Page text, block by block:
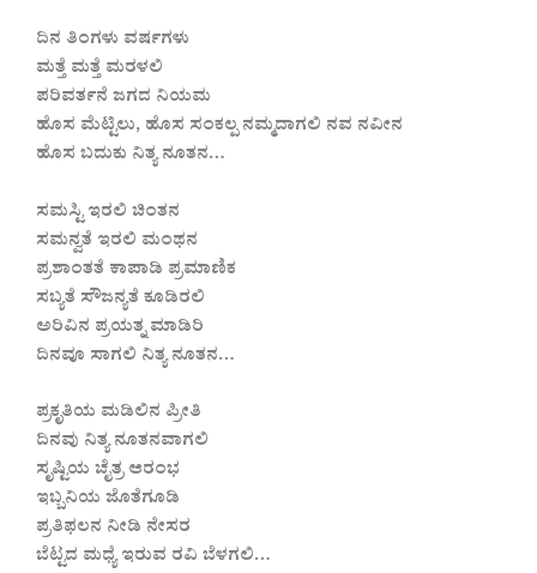
ದಿನ ತಿಂಗಳು ವರ್ಷಗಳು
ಮತ್ತೆ ಮತ್ತೆ ಮರಳಲಿ
ಪರಿವರ್ತನೆ ಜಗದ ನಿಯಮ
ಹೊಸ ಮೆಟ್ಟಿಲು, ಹೊಸ ಸಂಕಲ್ಪ ನಮ್ಮದಾಗಲಿ ನವ ನವೀನ
ಹೊಸ ಬದುಕು ನಿತ್ಯ ನೂತನ…
ಸಮಸ್ಟಿ ಇರಲಿ ಚಿಂತನ
ಸಮನ್ವತೆ ಇರಲಿ ಮಂಥನ
ಪ್ರಶಾಂತತೆ ಕಾಪಾಡಿ ಪ್ರಮಾಣಿಕ
ಸಬ್ಯತೆ ಸೌಜನ್ಯತೆ ಕೂಡಿರಲಿ
ಅರಿವಿನ ಪ್ರಯತ್ನ ಮಾಡಿರಿ
ದಿನವೂ ಸಾಗಲಿ ನಿತ್ಯ ನೂತನ…
ಪ್ರಕೃತಿಯ ಮಡಿಲಿನ ಪ್ರೀತಿ
ದಿನವು ನಿತ್ಯ ನೂತನವಾಗಲಿ
ಸೃಷ್ಟಿಯ ಚೈತ್ರ ಆರಂಭ
ಇಬ್ಬನಿಯ ಜೊತೆಗೂಡಿ
ಪ್ರತಿಫಲನ ನೀಡಿ ನೇಸರ
ಬೆಟ್ಟದ ಮಧ್ಯೆ ಇರುವ ರವಿ ಬೆಳಗಲಿ…